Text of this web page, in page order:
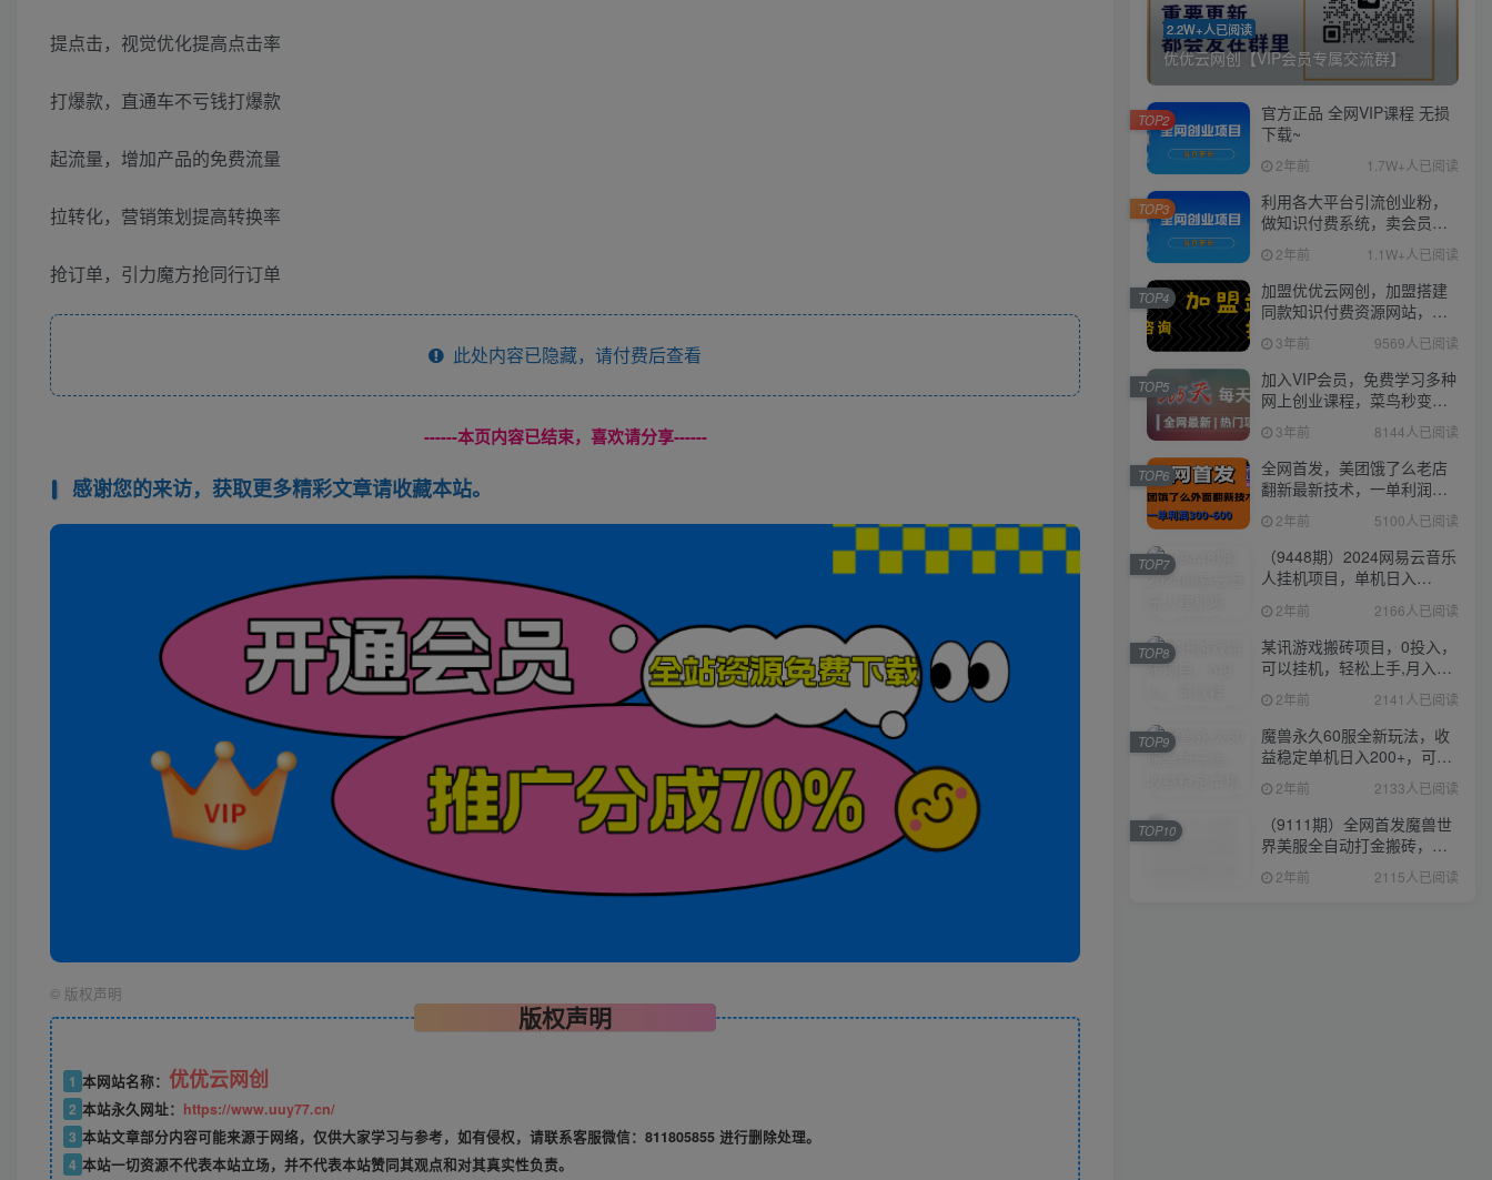
提点击，视觉优化提高点击率
打爆款，直通车不亏钱打爆款
起流量，增加产品的免费流量
拉转化，营销策划提高转换率
抢订单，引力魔方抢同行订单
此处内容已隐藏，请付费后查看
------本页内容已结束，喜欢请分享------
感谢您的来访，获取更多精彩文章请收藏本站。
© 版权声明
版权声明
1 本网站名称： 优优云网创
2 本站永久网址： https://www.uuy77.cn/
3 本站文章部分内容可能来源于网络，仅供大家学习与参考，如有侵权，请联系客服微信：811805855 进行删除处理。
4 本站一切资源不代表本站立场，并不代表本站赞同其观点和对其真实性负责。
2.2W+人已阅读
优优云网创【VIP会员专属交流群】
官方正品 全网VIP课程 无损
下载~
2年前 1.7W+人已阅读
TOP2
利用各大平台引流创业粉，
做知识付费系统，卖会员，
卖课程，实现日入几百几千
2年前 1.1W+人已阅读
TOP3
加盟优优云网创，加盟搭建
同款知识付费资源网站，实
现长期稳定被动收入~
3年前 9569人已阅读
TOP4
加入VIP会员，免费学习多种
网上创业课程，菜鸟秒变大
神！
3年前 8144人已阅读
TOP5
全网首发，美团饿了么老店
翻新最新技术，一单利润
300-600
2年前 5100人已阅读
TOP6
（9448期）2024网易云音乐
人挂机项目，单机日入
150+，无脑月入5000+
2年前 2166人已阅读
TOP7
某讯游戏搬砖项目，0投入，
可以挂机，轻松上手,月入
3000+上不封顶
2年前 2141人已阅读
TOP8
魔兽永久60服全新玩法，收
益稳定单机日入200+，可以
多开矩阵操作。
2年前 2133人已阅读
TOP9
（9111期）全网首发魔兽世
界美服全自动打金搬砖，日
入1000+，简单好操作，保
姆级教学
2年前 2115人已阅读
TOP10